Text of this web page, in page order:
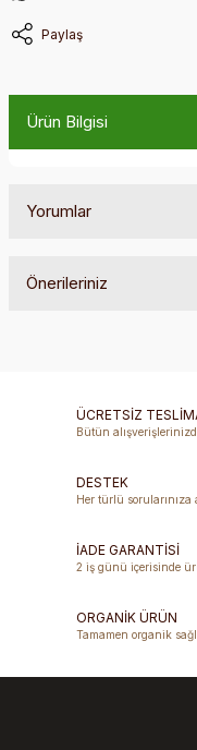
Paylaş
Ürün Bilgisi
Yorumlar
Önerileriniz
Ürün açıklamasında
Ürün fiyatı diğer
Bu ürüne benzer
ÜCRETSİZ
Bütün
DESTEK
Her türlü sorularınıza
İADE GARANTİSİ
2 iş günü içerisinde
ORGANİK ÜRÜN
Tamamen organik